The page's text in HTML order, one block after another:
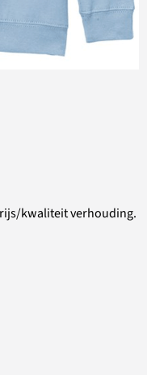
kwaliteit verhouding.